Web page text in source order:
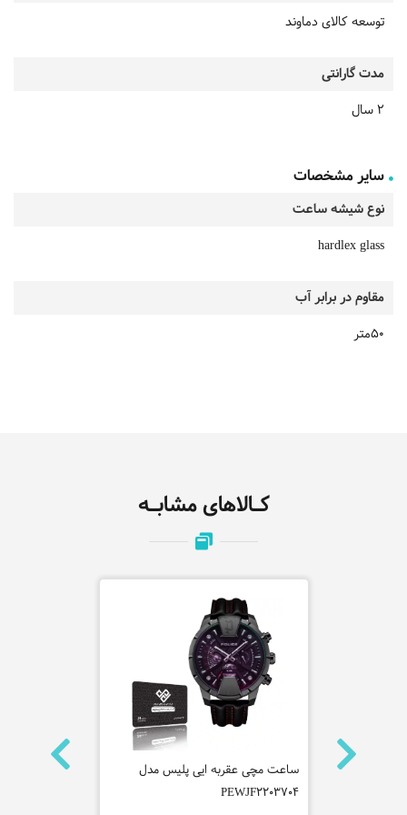
توسعه کالای دماوند
مدت گارانتی
2 سال
سایر مشخصات
نوع شیشه ساعت
hardlex glass
مقاوم در برابر آب
50متر
کـالاهای مشابـه
ساعت مچی عقربه ایی پلیس مدل
PEWJF2203704